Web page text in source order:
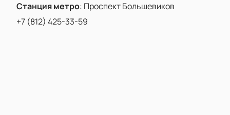
Станция метро: Проспект Большевиков
+7 (812) 425-33-59